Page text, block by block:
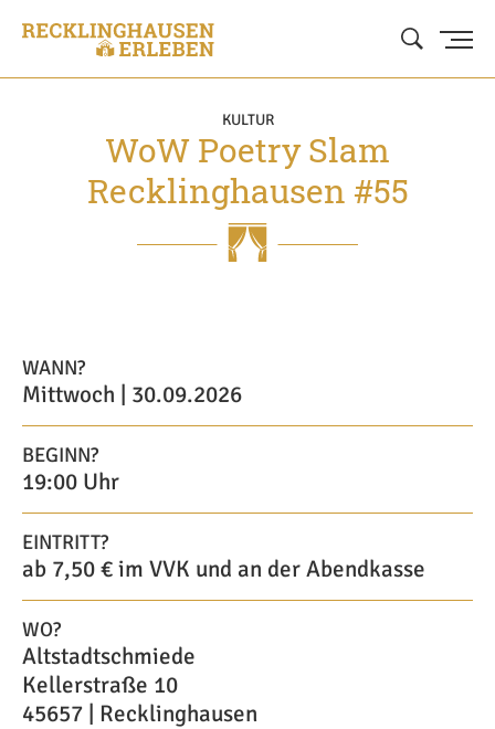
KULTUR
WoW Poetry Slam
Recklinghausen #55
WANN?
Mittwoch | 30.09.2026
BEGINN?
19:00 Uhr
EINTRITT?
ab 7,50 € im VVK und an der Abendkasse
WO?
Altstadtschmiede
Kellerstraße 10
45657 | Recklinghausen